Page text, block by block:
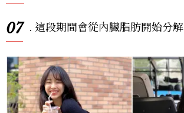
07 . 這段期間會從內臟脂肪開始分解